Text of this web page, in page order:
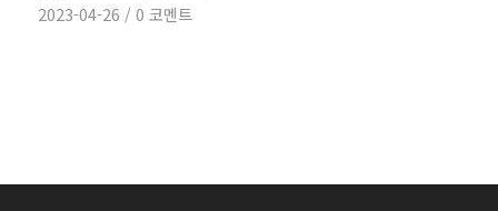
2023-04-26 / 0 코멘트